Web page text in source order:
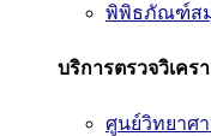
พิพิธภัณฑ์ส
บริการตรวจวิเค
ศูนย์วิทยาศ